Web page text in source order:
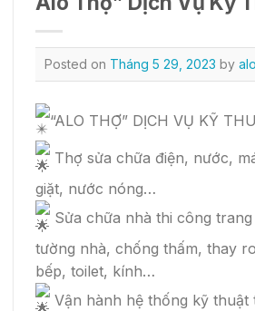
Posted on Tháng 5 29, 2023 by
“ALO THỢ” DỊCH VỤ KỸ
Thợ sửa chữa điện, nước,
giặt, nước nóng…
Sửa chữa nhà thi công
tường nhà, chống thấm, thay
bếp, toilet, kính…
Vận hành hệ thống kỹ thuật